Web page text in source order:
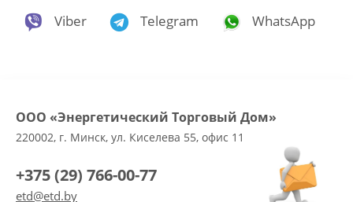
Viber Telegram WhatsApp
ООО «Энергетический Торговый Дом»
220002, г. Минск, ул. Киселева 55, офис 11
+375 (29) 766-00-77
etd@etd.by